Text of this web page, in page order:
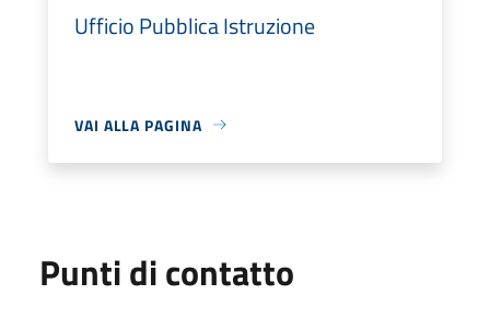
Ufficio Pubblica Istruzione
VAI ALLA PAGINA
Punti di contatto